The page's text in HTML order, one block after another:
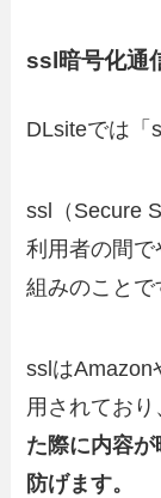
ssl暗号化通
DLsiteでは「
ssl（Secure
利用者の間
組みのことで
sslはAmazon
用されており
た際に内容
防げます。